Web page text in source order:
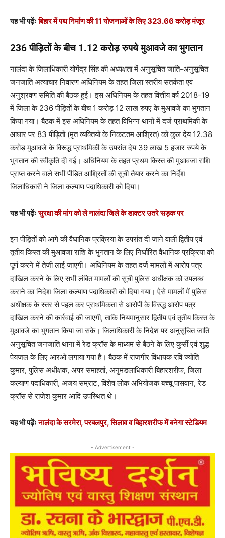
यह भी पढ़ेंःबिहार में पथ निर्माण की 11 योजनाओं के लिए 323.66 करोड़ मंजूर
236पीड़ितों के बीच 1.12करोड़ रुपये मुआवजे का भुगतान
नालंदा के जिलाधिकारी योगेंद्र सिंह की अध्यक्षता में अनुसूचित जाति-अनुसूचित
जनजाति अत्याचार निवारण अधिनियम के तहत जिला स्तरीय सतर्कता एवं
अनुश्रवण समिति की बैठक हुई। इस अधिनियम के तहत वित्तीय वर्ष 2018-19
में जिला के 236 पीड़ितों के बीच 1 करोड़ 12 लाख रुपए के मुआवजे का भुगतान
किया गया। बैठक में इस अधिनियम के तहत विभिन्न थानों में दर्ज प्राथमिकी के
आधार पर 83 पीड़ितों (मृत व्यक्तियों के निकटतम आश्रित) को कुल देय 12.38
करोड़ मुआवजे के विरूद्ध प्राथमिकी के उपरांत देय 39 लाख 5 हजार रुपये के
भुगतान की स्वीकृति दी गई। अधिनियम के तहत प्रथम किस्त की मुआवजा राशि
प्राप्त करने वाले सभी पीड़ित आश्रितों की सूची तैयार करने का निर्देश
जिलाधिकारी ने जिला कल्याण पदाधिकारी को दिया।
यह भी पढ़ेंःसुरक्षा की मांग को ले नालंदा जिले के डाक्टर उतरे सड़क पर
इन पीड़ितों को आगे की वैधानिक प्रक्रिया के उपरांत दी जाने वाली द्वितीय एवं
तृतीय किस्त की मुआवजा राशि के भुगतान के लिए निर्धारित वैधानिक प्रक्रिया को
पूर्ण करने में तेजी लाई जाएगी। अधिनियम के तहत दर्ज मामलों में आरोप पत्र
दाखिल करने के लिए सभी लंबित मामलों की सूची पुलिस अधीक्षक को उपलब्ध
कराने का निदेश जिला कल्याण पदाधिकारी को दिया गया। ऐसे मामलों में पुलिस
अधीक्षक के स्तर से पहल कर प्राथमिकता से आरोपी के विरुद्ध आरोप पत्र
दाखिल करने की कार्रवाई की जाएगी, ताकि नियमानुसार द्वितीय एवं तृतीय किस्त के
मुआवजे का भुगतान किया जा सके। जिलाधिकारी के निदेश पर अनुसूचित जाति
अनुसूचित जनजाति थाना में रेड क्रॉस के माध्यम से बैठने के लिए कुर्सी एवं शुद्ध
पेयजल के लिए आरओ लगाया गया है। बैठक में राजगीर विधायक रवि ज्योति
कुमार, पुलिस अधीक्षक, अपर समाहर्ता, अनुमंडलाधिकारी बिहारशरीफ, जिला
कल्याण पदाधिकारी, अजय सम्राट, विशेष लोक अभियोजक बच्चू पासवान, रेड
क्रॉस से राजेश कुमार आदि उपस्थित थे।
यह भी पढ़ेंःनालंदा के सरमेरा, परबलपुर, सिलाव व बिहारशरीफ में बनेगा स्टेडियम
- Advertisement -